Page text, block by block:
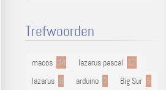
Trefwoorden
macos 34 lazarus pascal 12
lazarus 9 arduino 7 Big Sur 6